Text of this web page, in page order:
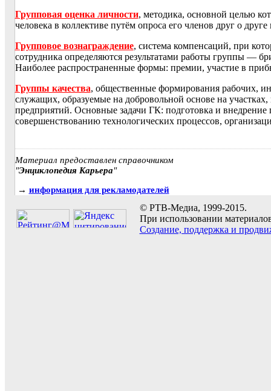
Групповая оценка личности, методика, основной целью
человека в коллективе путём опроса его членов друг о
Групповое вознаграждение, система компенсаций, при
сотрудника определяются результатами работы группы —
Наиболее распространенные формы: премии, участие в
Группы качества, общественные формирования рабочих,
служащих, образуемые на добровольной основе на участках,
предприятий. Основные задачи ГК: подготовка и
совершенствованию технологических процессов,
Материал предоставлен справочником
"Энциклопедия Карьера"
→ информация для рекламодателей
© РТВ-Медиа, 1999-2015.
При использовании
Создание, поддержка и